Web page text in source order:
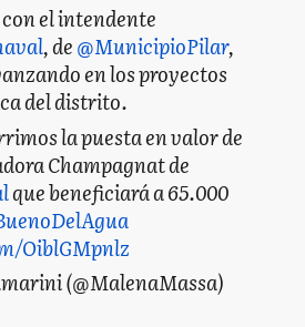
el intendente
, de@MunicipioPilar,
en los proyectos
del distrito.
la puesta en valor de
Champagnat de
que beneficiará a 65.000
OiblGMpnlz
(@MalenaMassa)